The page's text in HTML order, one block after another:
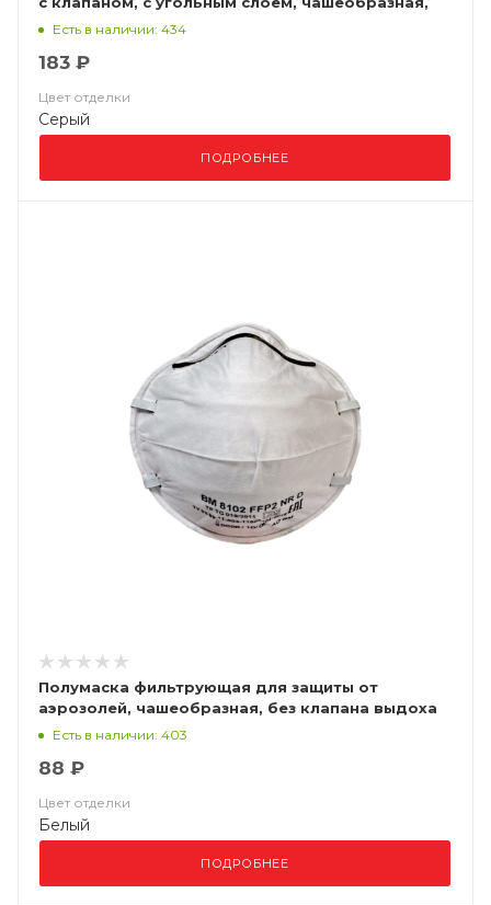
класс защиты FFP2 NR D, в упаковке 10 шт
Есть в наличии: 434
183 ₽
Цвет отделки
Серый
ПОДРОБНЕЕ
Полумаска фильтрующая для защиты от
аэрозолей, чашеобразная, без клапана выдоха
ВМ 8102 FFP2 NR D
Есть в наличии: 403
88 ₽
Цвет отделки
Белый
ПОДРОБНЕЕ